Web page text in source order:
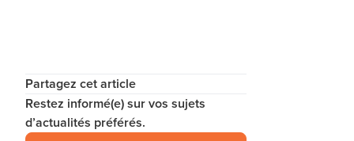
Partagez cet article
Restez informé(e) sur vos sujets
d’actualités préférés.